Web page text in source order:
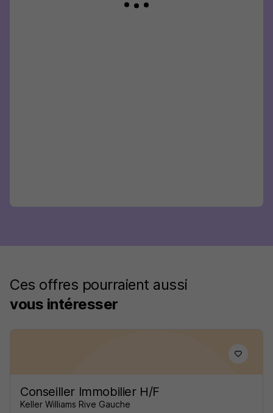
Ces offres pourraient aussi
vous intéresser
Conseiller Immobilier H/F
Keller Williams Rive Gauche